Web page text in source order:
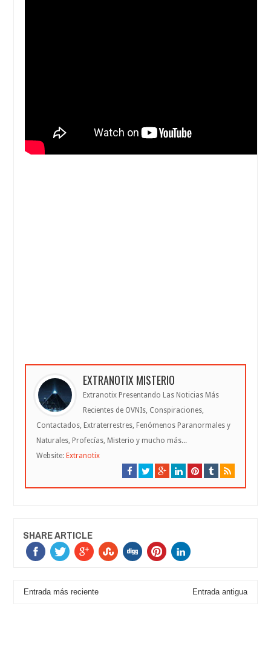
EXTRANOTIX MISTERIO
Extranotix Presentando Las Noticias Más
Recientes de OVNIs, Conspiraciones,
Contactados, Extraterrestres, Fenómenos Paranormales y
Naturales, Profecías, Misterio y mucho más...
Website: Extranotix
SHARE ARTICLE
Entrada más reciente Entrada antigua